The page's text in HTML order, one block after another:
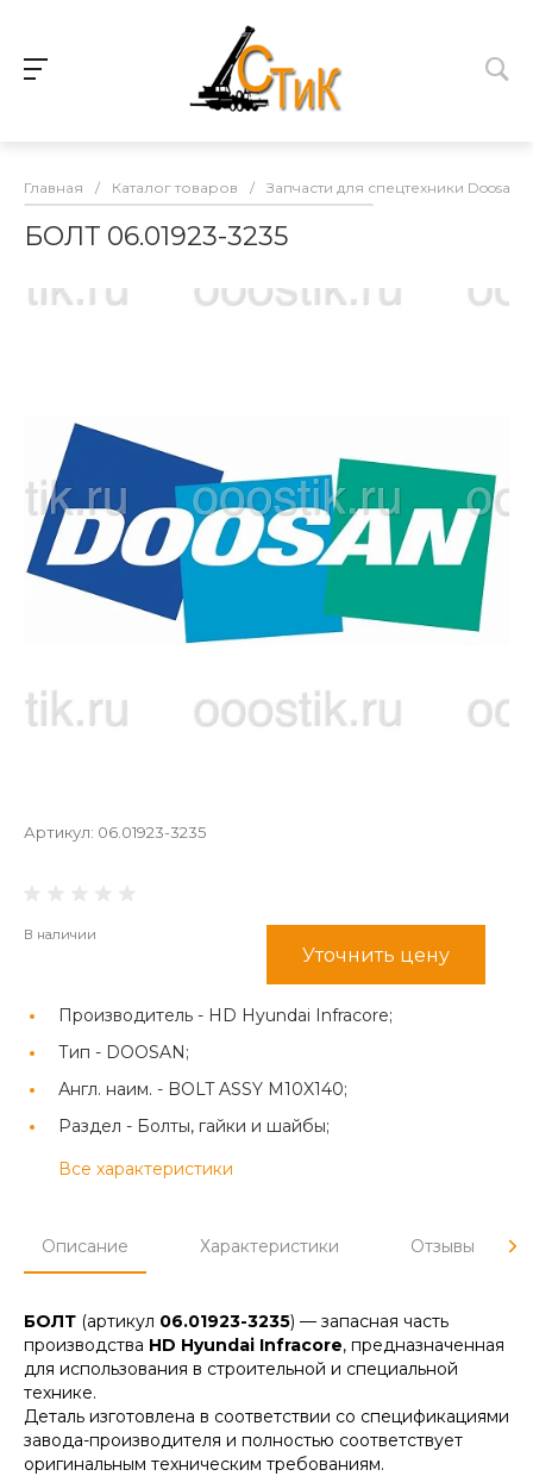
Главная / Каталог товаров / Запчасти для спецтехники Doosan
БОЛТ 06.01923-3235
Артикул: 06.01923-3235
В наличии
Уточнить цену
Производитель - HD Hyundai Infracore;
Тип - DOOSAN;
Англ. наим. - BOLT ASSY M10X140;
Раздел - Болты, гайки и шайбы;
Все характеристики
Описание Характеристики Отзывы
БОЛТ (артикул 06.01923-3235) — запасная часть
производства HD Hyundai Infracore, предназначенная
для использования в строительной и специальной
технике.
Деталь изготовлена в соответствии со спецификациями
завода-производителя и полностью соответствует
оригинальным техническим требованиям.